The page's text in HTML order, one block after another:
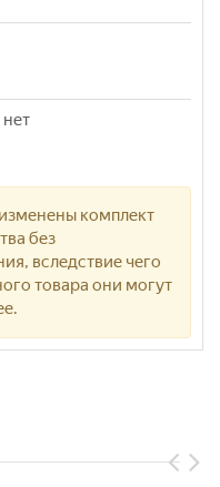
нет
комплект
без
вследствие чего
товара они могут